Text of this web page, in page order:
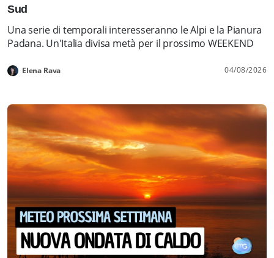
Sud
Una serie di temporali interesseranno le Alpi e la Pianura
Padana. Un'Italia divisa metà per il prossimo WEEKEND
Elena Rava 04/08/2026